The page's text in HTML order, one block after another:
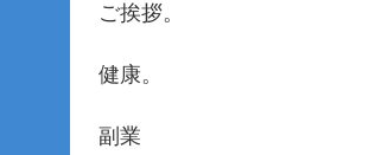
ご挨拶。
健康。
副業